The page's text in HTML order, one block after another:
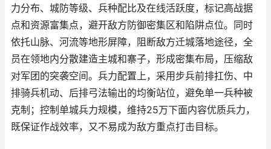
力分布、城防等级、兵种配比及在线活跃度，标记高战据
点和资源富集点，避开敌方防御密集区和陷阱点位。同时
依托山脉、河流等地形屏障，阻断敌方迁城落地途径，全
员在领地内分散建造主城和寨子，形成密集布局，压缩敌
对军团的突袭空间。兵力配置上，采用步兵前排扛伤、中
排骑兵机动、后排弓法输出的均衡站位，避免单一兵种被
克制；控制单城兵力规模，维持25万下面内容优质兵力，
既保证作战效率，又不易成为敌方重点打击目标。